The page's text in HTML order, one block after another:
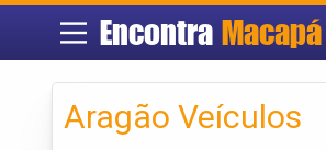
Encontra Macapá
Aragão Veículos